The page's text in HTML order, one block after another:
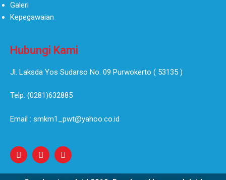
Galeri
Kepegawaian
Hubungi Kami
Jl. Laksda Yos Sudarso No. 09 Purwokerto ( 53135 )​
Telp. (0281)632885
Email : smkm1_pwt@yahoo.co.id